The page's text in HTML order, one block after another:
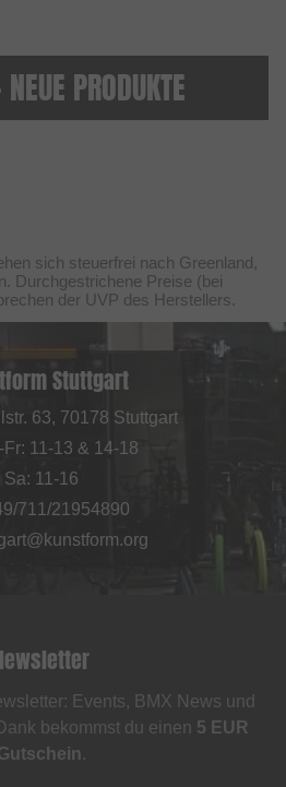
PRODUKTE
sich steuerfrei nach Greenland,
Durchgestrichene Preise (bei
der UVP des Herstellers.
Stuttgart
63, 70178 Stuttgart
Fr: 11-13 & 14-18
Sa: 11-16
711/21954890
Events, BMX News und
bekommst du einen 5 EUR
.